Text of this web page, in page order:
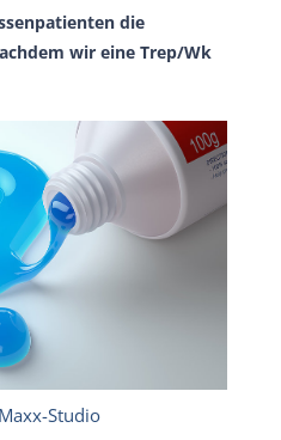
die
wir eine Trep/Wk
Studio